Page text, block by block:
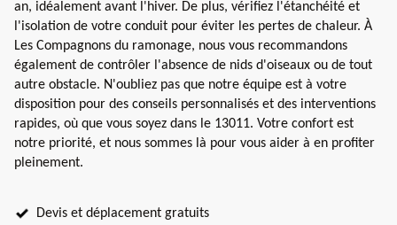
an, idéalement avant l'hiver. De plus, vérifiez l'étanchéité et
l'isolation de votre conduit pour éviter les pertes de chaleur. À
Les Compagnons du ramonage, nous vous recommandons
également de contrôler l'absence de nids d'oiseaux ou de tout
autre obstacle. N'oubliez pas que notre équipe est à votre
disposition pour des conseils personnalisés et des interventions
rapides, où que vous soyez dans le 13011. Votre confort est
notre priorité, et nous sommes là pour vous aider à en profiter
pleinement.
Devis et déplacement gratuits